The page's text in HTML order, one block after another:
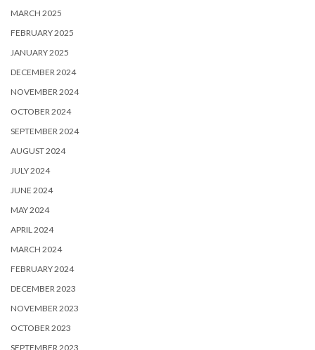
MARCH 2025
FEBRUARY 2025
JANUARY 2025
DECEMBER 2024
NOVEMBER 2024
OCTOBER 2024
SEPTEMBER 2024
AUGUST 2024
JULY 2024
JUNE 2024
MAY 2024
APRIL 2024
MARCH 2024
FEBRUARY 2024
DECEMBER 2023
NOVEMBER 2023
OCTOBER 2023
SEPTEMBER 2023